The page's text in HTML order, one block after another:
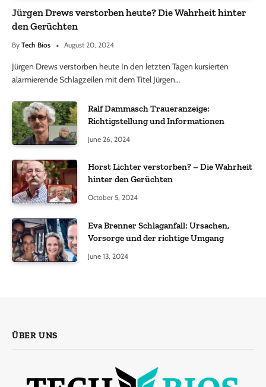
Jürgen Drews verstorben heute? Die Wahrheit hinter
den Gerüchten
By Tech Bios August 20, 2024
Jürgen Drews verstorben heute In den letzten Tagen kursierten
alarmierende Schlagzeilen mit dem Titel Jürgen…
Ralf Dammasch Traueranzeige:
Richtigstellung und Informationen
June 26, 2024
Horst Lichter verstorben? – Die Wahrheit
hinter den Gerüchten
October 5, 2024
Eva Brenner Schlaganfall: Ursachen,
Vorsorge und der richtige Umgang
June 13, 2024
ÜBER UNS